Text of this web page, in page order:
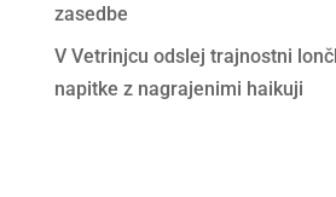
zasedbe
V Vetrinjcu odslej trajnostni
napitke z nagrajenimi haikuji